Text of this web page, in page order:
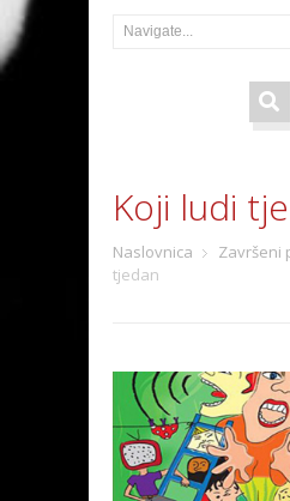
Koji ludi
Naslovnica Završeni
tjedan